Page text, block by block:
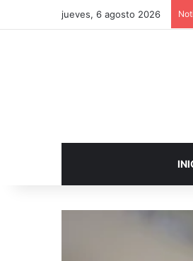
jueves, 6 agosto 2026